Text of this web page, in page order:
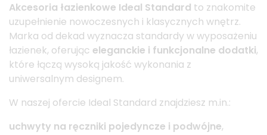
Akcesoria łazienkowe Ideal Standard to znakomite
uzupełnienie nowoczesnych i klasycznych wnętrz.
Marka od dekad wyznacza standardy w wyposażeniu
łazienek, oferując eleganckie i funkcjonalne dodatki,
które łączą wysoką jakość wykonania z
uniwersalnym designem.
W naszej ofercie Ideal Standard znajdziesz m.in.:
uchwyty na ręczniki pojedyncze i podwójne,